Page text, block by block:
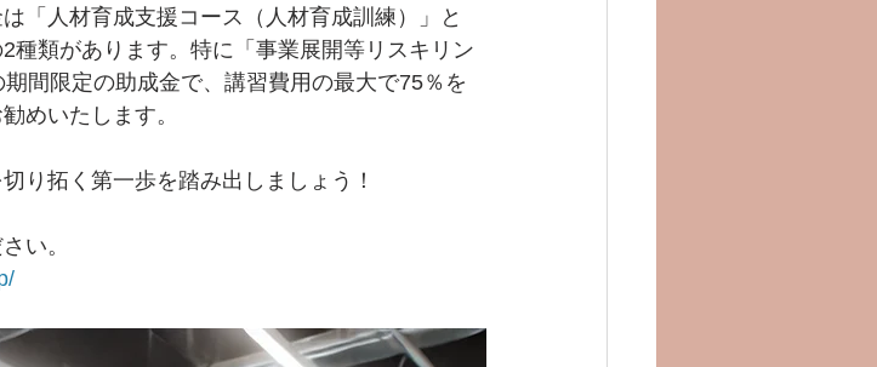
「人材育成支援コース（人材育成訓練）」と
種類があります。特に「事業展開等リスキリン
間限定の助成金で、講習費用の最大で75％を
めいたします。
り拓く第一歩を踏み出しましょう！
い。